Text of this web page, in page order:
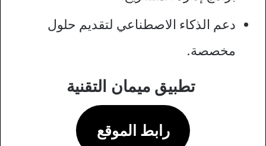
دعم الذكاء الاصطناعي لتقديم حلول
مخصصة.
تطبيق ميمان التقنية
رابط الموقع